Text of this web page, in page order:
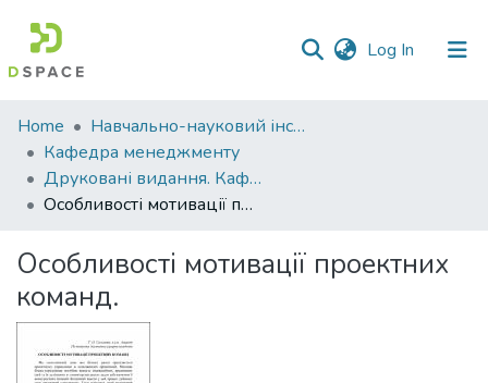
Log In (current)
Communities
&
Collections
Statistics
Home
Навчально-науковий інститут економіки, управління, права та інформаційних технологій
Кафедра менеджменту
Друковані видання. Кафедра менеджменту ім. І.А. Маркіної
Особливості мотивації проектних команд.
Особливості мотивації проектних
команд.